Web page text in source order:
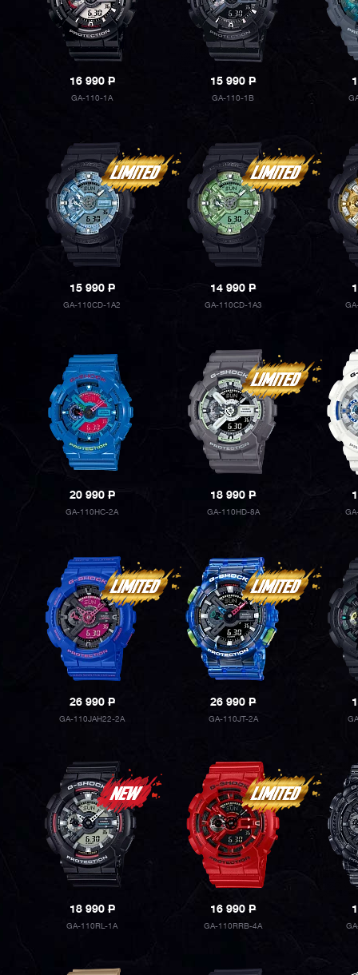
16 990P
GA-110-1A
15 990P
GA-110-1B
15 990P
GA-110CD-1A2
14 990P
GA-110CD-1A3
20 990P
GA-110HC-2A
18 990P
GA-110HD-8A
26 990P
GA-110JAH22-2A
26 990P
GA-110JT-2A
18 990P
GA-110RL-1A
16 990P
GA-110RRB-4A